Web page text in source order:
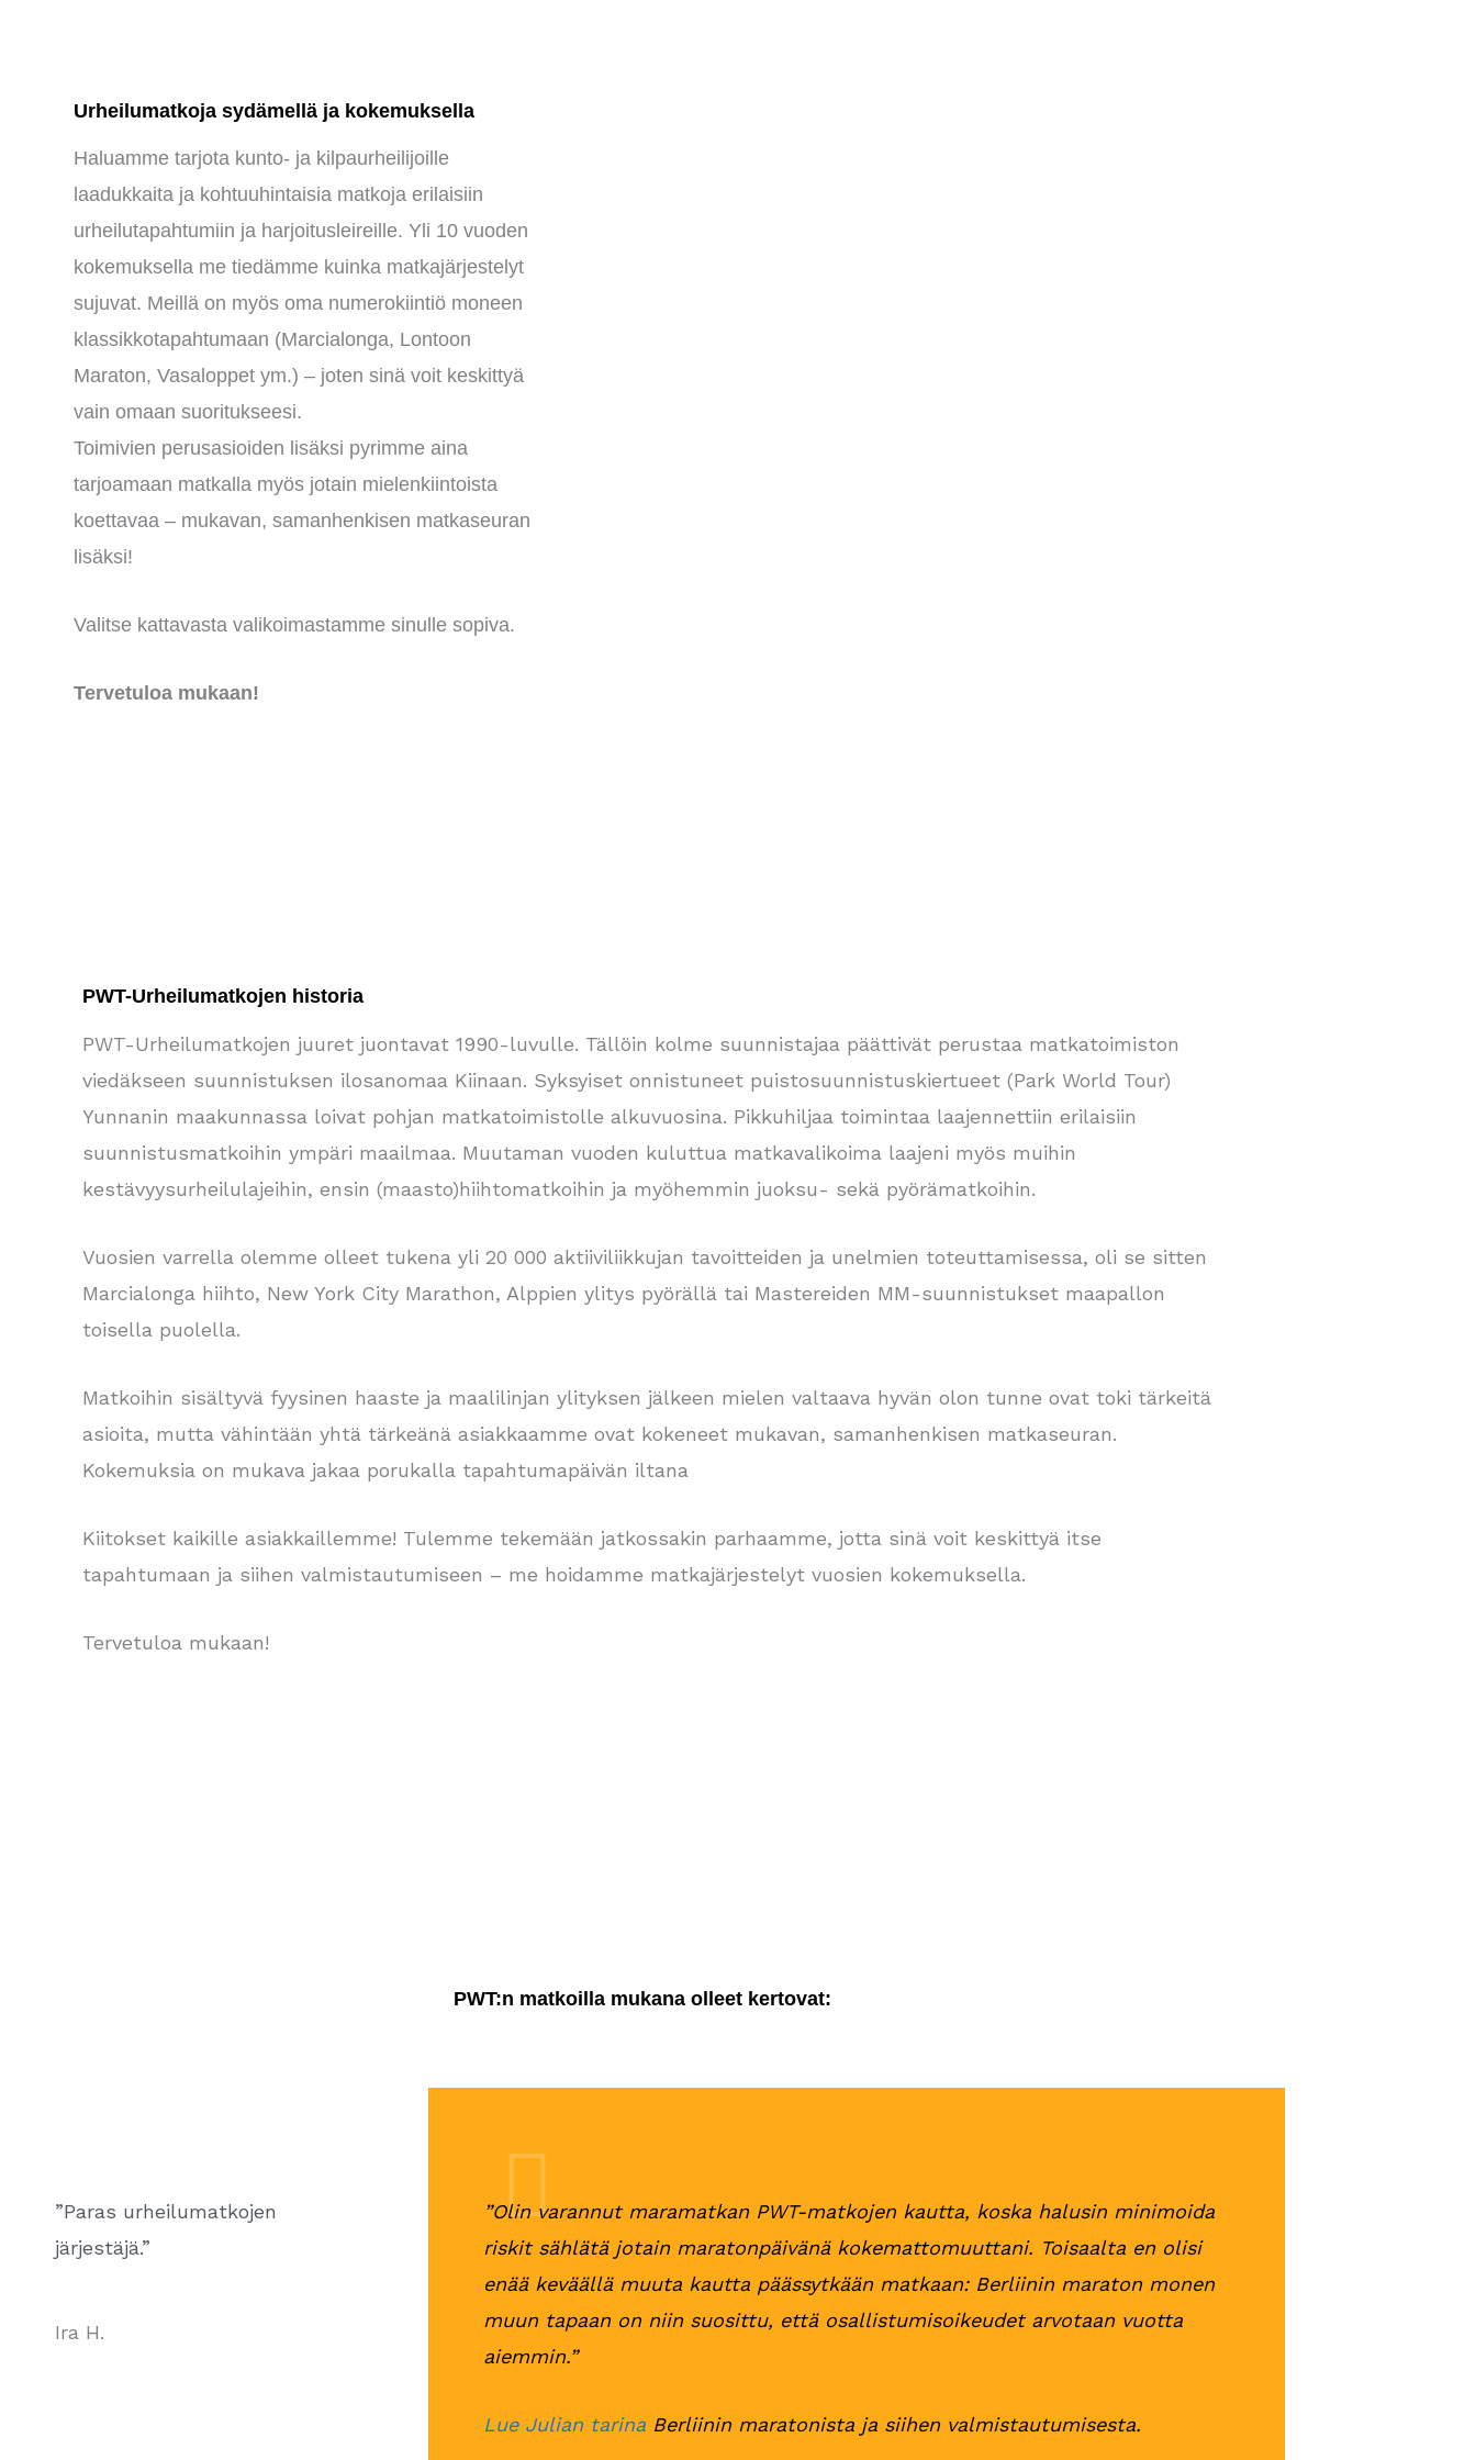
Urheilumatkoja sydämellä ja kokemuksella
Haluamme tarjota kunto- ja kilpaurheilijoille
laadukkaita ja kohtuuhintaisia matkoja erilaisiin
urheilutapahtumiin ja harjoitusleireille. Yli 10 vuoden
kokemuksella me tiedämme kuinka matkajärjestelyt
sujuvat. Meillä on myös oma numerokiintiö moneen
klassikkotapahtumaan (Marcialonga, Lontoon
Maraton, Vasaloppet ym.) – joten sinä voit keskittyä
vain omaan suoritukseesi.
Toimivien perusasioiden lisäksi pyrimme aina
tarjoamaan matkalla myös jotain mielenkiintoista
koettavaa – mukavan, samanhenkisen matkaseuran
lisäksi!
Valitse kattavasta valikoimastamme sinulle sopiva.
Tervetuloa mukaan!
PWT-Urheilumatkojen historia
PWT-Urheilumatkojen juuret juontavat 1990-luvulle. Tällöin kolme suunnistajaa päättivät perustaa matkatoimiston
viedäkseen suunnistuksen ilosanomaa Kiinaan. Syksyiset onnistuneet puistosuunnistuskiertueet (Park World Tour)
Yunnanin maakunnassa loivat pohjan matkatoimistolle alkuvuosina. Pikkuhiljaa toimintaa laajennettiin erilaisiin
suunnistusmatkoihin ympäri maailmaa. Muutaman vuoden kuluttua matkavalikoima laajeni myös muihin
kestävyysurheilulajeihin, ensin (maasto)hiihtomatkoihin ja myöhemmin juoksu- sekä pyörämatkoihin.
Vuosien varrella olemme olleet tukena yli 20 000 aktiiviliikkujan tavoitteiden ja unelmien toteuttamisessa, oli se sitten
Marcialonga hiihto, New York City Marathon, Alppien ylitys pyörällä tai Mastereiden MM-suunnistukset maapallon
toisella puolella.
Matkoihin sisältyvä fyysinen haaste ja maalilinjan ylityksen jälkeen mielen valtaava hyvän olon tunne ovat toki tärkeitä
asioita, mutta vähintään yhtä tärkeänä asiakkaamme ovat kokeneet mukavan, samanhenkisen matkaseuran.
Kokemuksia on mukava jakaa porukalla tapahtumapäivän iltana
Kiitokset kaikille asiakkaillemme! Tulemme tekemään jatkossakin parhaamme, jotta sinä voit keskittyä itse
tapahtumaan ja siihen valmistautumiseen – me hoidamme matkajärjestelyt vuosien kokemuksella.
Tervetuloa mukaan!
PWT:n matkoilla mukana olleet kertovat:
”Paras urheilumatkojen
järjestäjä.”
Ira H.
”Olin varannut maramatkan PWT-matkojen kautta, koska halusin minimoida
riskit sählätä jotain maratonpäivänä kokemattomuuttani. Toisaalta en olisi
enää keväällä muuta kautta päässytkään matkaan: Berliinin maraton monen
muun tapaan on niin suosittu, että osallistumisoikeudet arvotaan vuotta
aiemmin.”
Lue Julian tarinaBerliinin maratonista ja siihen valmistautumisesta.